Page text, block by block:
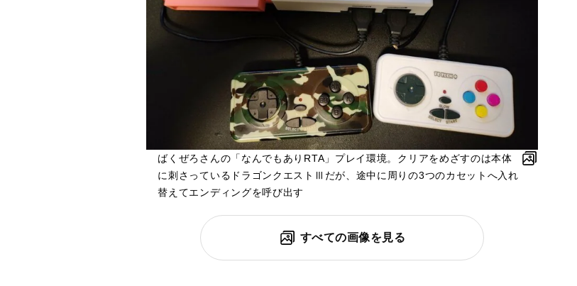
ばくぜろさんの「なんでもありRTA」プレイ環境。クリアをめざすのは本体
に刺さっているドラゴンクエストⅢだが、途中に周りの3つのカセットへ入れ
替えてエンディングを呼び出す
すべての画像を見る